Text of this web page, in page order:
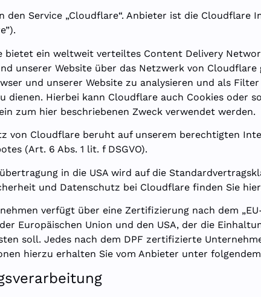
den Service „Cloudflare“. Anbieter ist die Cloudflare
bietet ein weltweit verteiltes Content Delivery
unserer Website über das Netzwerk von
und unserer Website zu analysieren und als
dienen. Hierbei kann Cloudflare auch Cookies oder
zum hier beschriebenen Zweck verwendet werden.
von Cloudflare beruht auf unserem berechtigten
(Art. 6 Abs. 1 lit. f DSGVO).
in die USA wird auf die
und Datenschutz bei Cloudflare finden Sie
verfügt über eine Zertifizierung nach dem
Europäischen Union und den USA, der die
soll. Jedes nach dem DPF zertifizierte
hierzu erhalten Sie vom Anbieter unter